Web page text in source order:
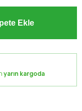
yarın kargoda